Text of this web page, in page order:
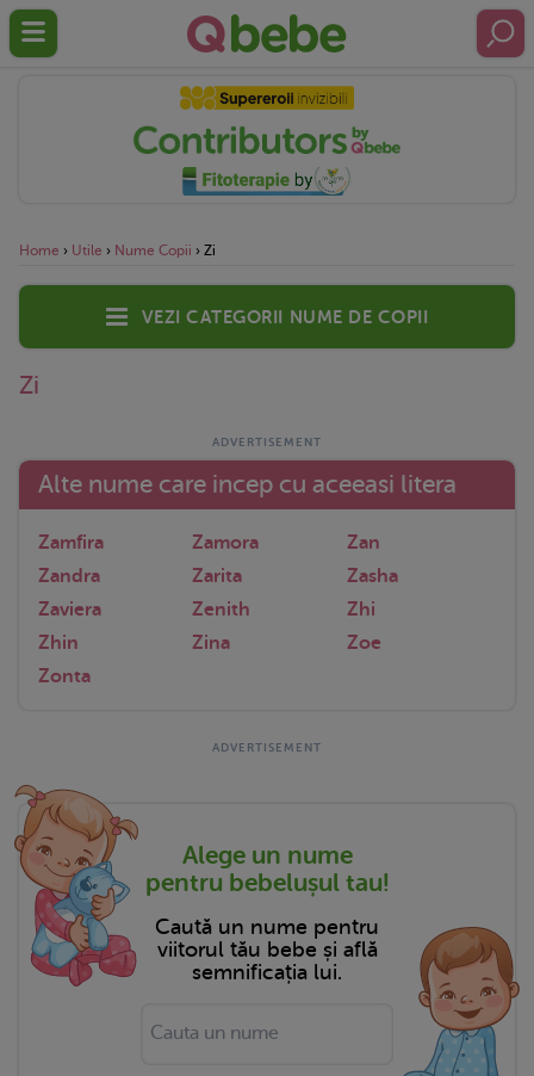
Home › Utile › Nume Copii › Zi
Vezi categorii nume de copii
Zi
Alte nume care incep cu aceeasi litera
Zamfira Zamora
Zan
Zandra
Zarita
Zasha
Zaviera
Zenith
Zhi
Zhin
Zina
Zoe
Zonta
Alege un nume
pentru bebelușul tau!
Caută un nume pentru
viitorul tău bebe și află
semnificația lui.